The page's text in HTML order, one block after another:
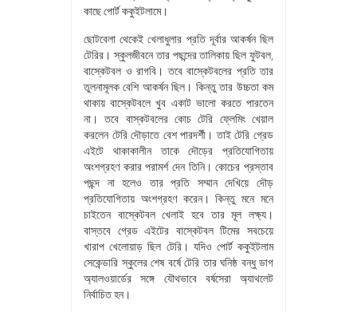
কাছে পোর্ট ককুইটলামে।
ছোটবেলা থেকেই খেলাধুলার প্রতি দূর্বার আকর্ষন ছিল
টেরির। স্কুলজীবনে তার পছন্দের তালিকায় ছিল ফুটবল,
বাস্কেটবল ও রাগবি। তবে বাস্কেটবলের প্রতি তার
তুলনামূলক বেশি আকর্ষন ছিল। কিন্তু তার উচ্চতা কম
থাকায় বাস্কেটবলে খুব একাট ভালো করতে পারতেন
না। তবে বাস্কটবলের কোচ টেরি ফ্লেমিং খেয়াল
করলেন টেরি দৌড়াতে বেশ পারদর্শী। তাই টেরি গ্রেড
এইটে থাকাকালীন তাকে দৌড়ের প্রতিযোগিতায়
অংশগ্রহণ করার পরামর্শ দেন তিনি। কোচের প্রস্তাব
পছন্দ না হলেও তার প্রতি সম্মান দেখিয়ে দৌড়
প্রতিযোগিতায় অংশগ্রহণ করেন। কিন্তু মনে মনে
চাইতেন বাস্কেটবল খেলাই হবে তার মূল লক্ষ্য।
বাস্তবে গ্রেড এইটের বাস্কেটবল টিমের সবচেয়ে
খারাপ খেলোয়াড় ছিল টেরি। যদিও পোর্ট ককুইটলাম
সেকেন্ডারি স্কুলের শেষ বর্ষে টেরি তার ঘনিষ্ঠ বন্ধু ডাগ
অ্যালওয়ার্ডের সঙ্গে যৌথভাবে বর্ষসেরা অ্যাথলেট
নির্বাচিত হন।